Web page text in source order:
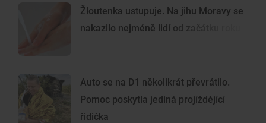
Žloutenka ustupuje. Na jihu Moravy se
nakazilo nejméně lidí od začátku roku
Auto se na D1 několikrát převrátilo.
Pomoc poskytla jediná projíždějící
řidička